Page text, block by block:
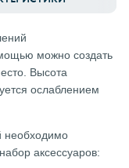
можно создать
Высота
ослаблением
необходимо
аксессуаров: